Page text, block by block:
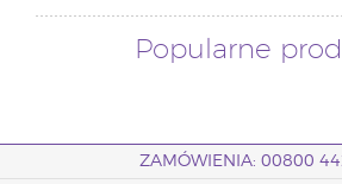
Popularne
ZAMÓWIENIA: 00800